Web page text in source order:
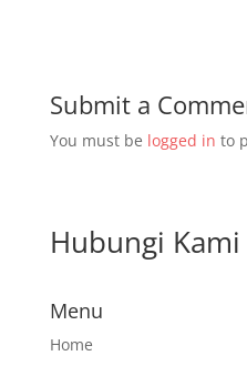
Submit a
You must be logged in to
Hubungi Kami
Menu
Home